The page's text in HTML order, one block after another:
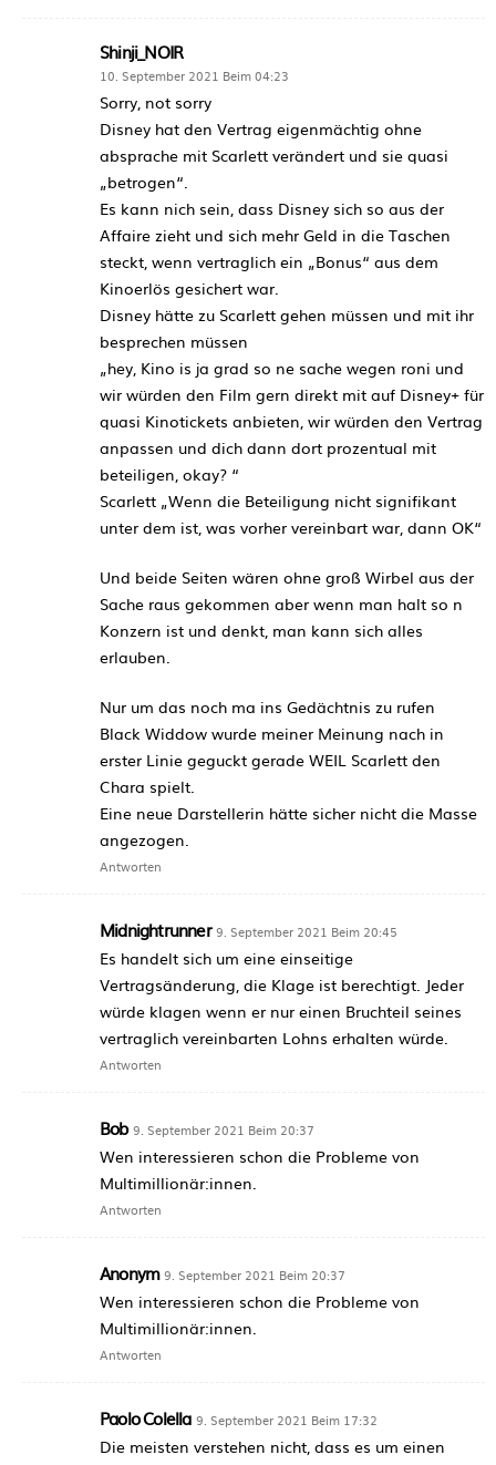
Shinji_NOIR
10. September 2021 Beim 04:23
Sorry, not sorry
Disney hat den Vertrag eigenmächtig ohne
absprache mit Scarlett verändert und sie quasi
„betrogen“.
Es kann nich sein, dass Disney sich so aus der
Affaire zieht und sich mehr Geld in die Taschen
steckt, wenn vertraglich ein „Bonus“ aus dem
Kinoerlös gesichert war.
Disney hätte zu Scarlett gehen müssen und mit ihr
besprechen müssen
„hey, Kino is ja grad so ne sache wegen roni und
wir würden den Film gern direkt mit auf Disney+ für
quasi Kinotickets anbieten, wir würden den Vertrag
anpassen und dich dann dort prozentual mit
beteiligen, okay? “
Scarlett „Wenn die Beteiligung nicht signifikant
unter dem ist, was vorher vereinbart war, dann OK“
Und beide Seiten wären ohne groß Wirbel aus der
Sache raus gekommen aber wenn man halt so n
Konzern ist und denkt, man kann sich alles
erlauben.
Nur um das noch ma ins Gedächtnis zu rufen
Black Widdow wurde meiner Meinung nach in
erster Linie geguckt gerade WEIL Scarlett den
Chara spielt.
Eine neue Darstellerin hätte sicher nicht die Masse
angezogen.
Antworten
Midnightrunner 9. September 2021 Beim 20:45
Es handelt sich um eine einseitige
Vertragsänderung, die Klage ist berechtigt. Jeder
würde klagen wenn er nur einen Bruchteil seines
vertraglich vereinbarten Lohns erhalten würde.
Antworten
Bob 9. September 2021 Beim 20:37
Wen interessieren schon die Probleme von
Multimillionär:innen.
Antworten
Anonym 9. September 2021 Beim 20:37
Wen interessieren schon die Probleme von
Multimillionär:innen.
Antworten
Paolo Colella 9. September 2021 Beim 17:32
Die meisten verstehen nicht, dass es um einen